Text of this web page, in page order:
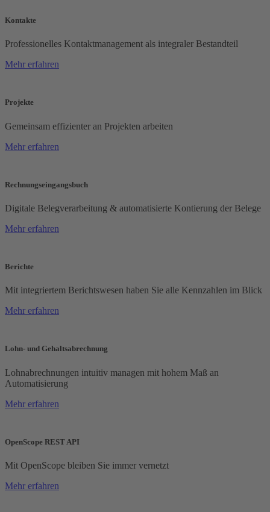
Kontakte
Professionelles Kontaktmanagement als integraler Bestandteil
Mehr erfahren
Projekte
Gemeinsam effizienter an Projekten arbeiten
Mehr erfahren
Rechnungseingangsbuch
Digitale Belegverarbeitung & automatisierte Kontierung der Belege
Mehr erfahren
Berichte
Mit integriertem Berichtswesen haben Sie alle Kennzahlen im Blick
Mehr erfahren
Lohn- und Gehaltsabrechnung
Lohnabrechnungen intuitiv managen mit hohem Maß an
Automatisierung
Mehr erfahren
OpenScope REST API
Mit OpenScope bleiben Sie immer vernetzt
Mehr erfahren